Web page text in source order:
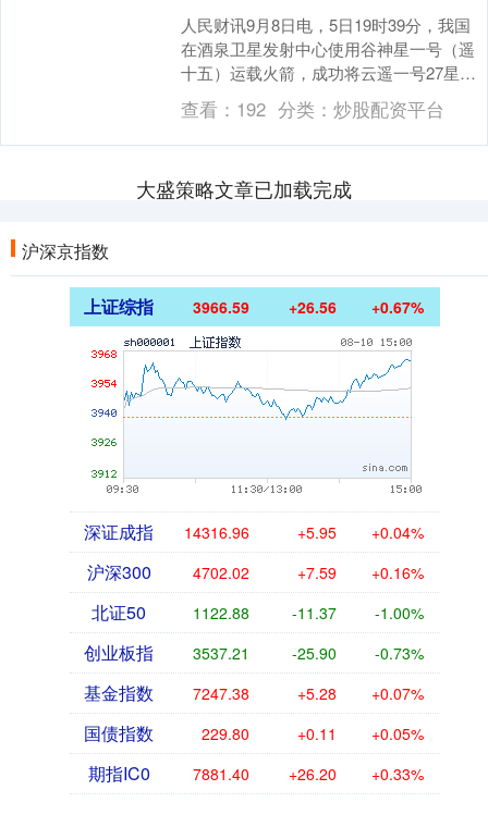
人民财讯9月8日电，5日19时39分，我国
在酒泉卫星发射中心使用谷神星一号（遥
十五）运载火箭，成功将云遥一号27星和
爱神星留轨试验平台发射升空，目前，卫
星和试验....
查看： 192 分类： 炒股配资平台
大盛策略文章已加载完成
沪深京指数
上证综指 3966.59 +26.56 +0.67%
深证成指 14316.96 +5.95 +0.04%
沪深300 4702.02 +7.59 +0.16%
北证50 1122.88 -11.37 -1.00%
创业板指 3537.21 -25.90 -0.73%
基金指数 7247.38 +5.28 +0.07%
国债指数 229.80 +0.11 +0.05%
期指IC0 7881.40 +26.20 +0.33%